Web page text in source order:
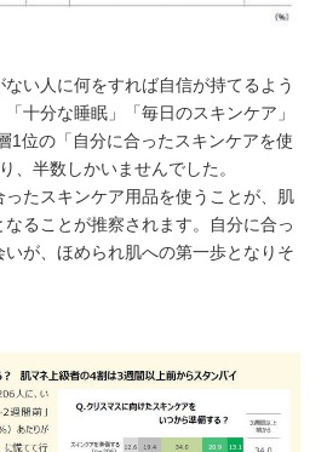
い人に何をすれば自信が持てるよう
十分な睡眠」「毎日のスキンケア」
1位の「自分に合ったスキンケアを使
、半数しかいませんでした。
たスキンケア用品を使うことが、肌
ることが推察されます。自分に合っ
が、ほめられ肌への第一歩となりそ